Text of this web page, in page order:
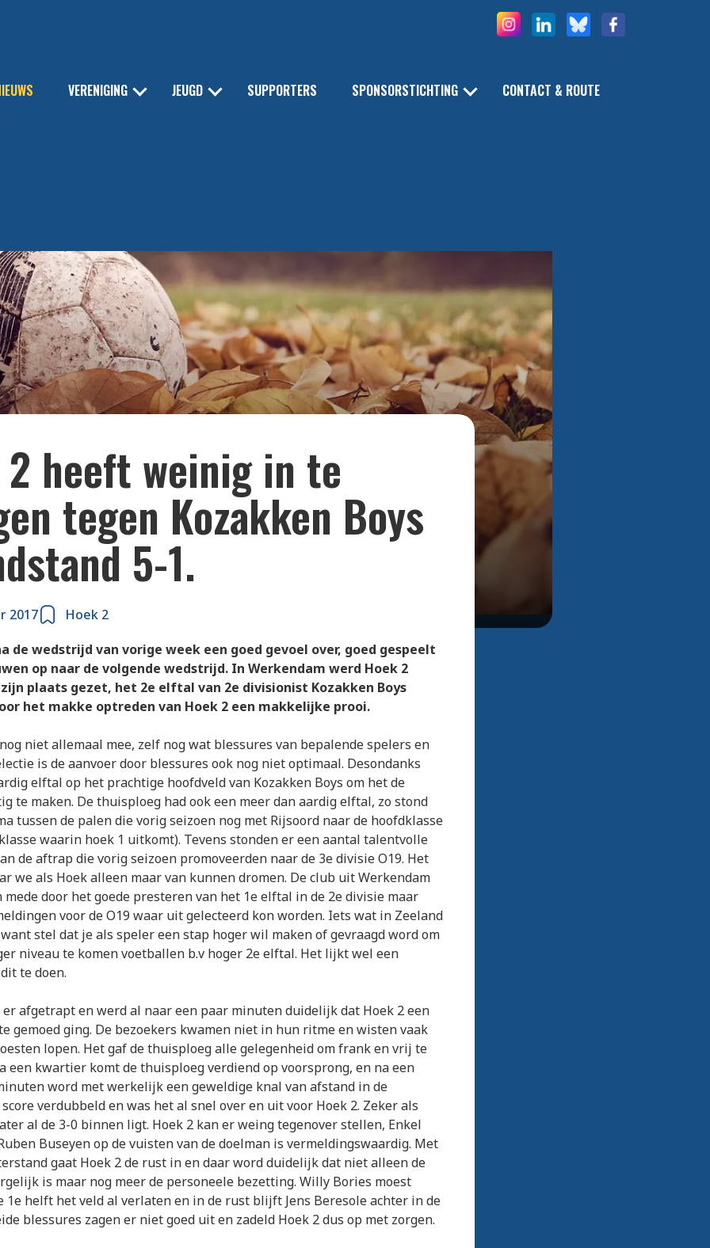
VERENIGING JEUGD SUPPORTERS SPONSORSTICHTING CONTACT & ROUTE
Bekijk alle foto's
2 heeft weinig in te
tegen Kozakken Boys
5-1.
2017
Hoek 2
de wedstrijd van vorige week een goed gevoel over, goed gespeelt
op naar de volgende wedstrijd. In Werkendam werd Hoek 2
plaats gezet, het 2e elftal van 2e divisionist Kozakken Boys
het makke optreden van Hoek 2 een makkelijke prooi.
niet allemaal mee, zelf nog wat blessures van bepalende spelers en
is de aanvoer door blessures ook nog niet optimaal. Desondanks
elftal op het prachtige hoofdveld van Kozakken Boys om het de
te maken. De thuisploeg had ook een meer dan aardig elftal, zo stond
tussen de palen die vorig seizoen nog met Rijsoord naar de hoofdklasse
waarin hoek 1 uitkomt). Tevens stonden er een aantal talentvolle
de aftrap die vorig seizoen promoveerden naar de 3e divisie O19. Het
we als Hoek alleen maar van kunnen dromen. De club uit Werkendam
mede door het goede presteren van het 1e elftal in de 2e divisie maar
voor de O19 waar uit gelecteerd kon worden. Iets wat in Zeeland
stel dat je als speler een stap hoger wil maken of gevraagd word om
niveau te komen voetballen b.v hoger 2e elftal. Het lijkt wel een
te doen.
er afgetrapt en werd al naar een paar minuten duidelijk dat Hoek 2 een
gemoed ging. De bezoekers kwamen niet in hun ritme en wisten vaak
lopen. Het gaf de thuisploeg alle gelegenheid om frank en vrij te
een kwartier komt de thuisploeg verdiend op voorsprong, en na een
word met werkelijk een geweldige knal van afstand in de
verdubbeld en was het al snel over en uit voor Hoek 2. Zeker als
al de 3-0 binnen ligt. Hoek 2 kan er weing tegenover stellen, Enkel
Buseyen op de vuisten van de doelman is vermeldingswaardig. Met
gaat Hoek 2 de rust in en daar word duidelijk dat niet alleen de
is maar nog meer de personeele bezetting. Willy Bories moest
1e helft het veld al verlaten en in de rust blijft Jens Beresole achter in de
blessures zagen er niet goed uit en zadeld Hoek 2 dus op met zorgen.